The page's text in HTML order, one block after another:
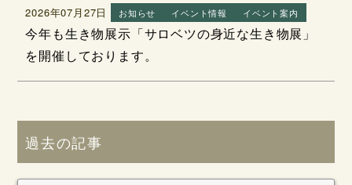
2026年07月27日 お知らせ イベント情報 イベント案内
今年も生き物展示「サロベツの身近な生き物展」
を開催しております。
過去の記事